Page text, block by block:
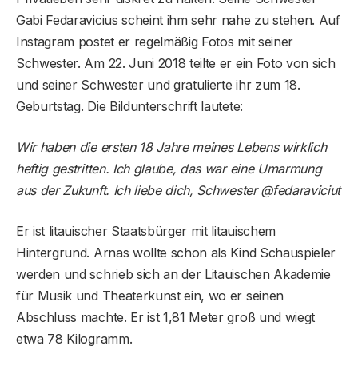
Gabi Fedaravicius scheint ihm sehr nahe zu stehen. Auf
Instagram postet er regelmäßig Fotos mit seiner
Schwester. Am 22. Juni 2018 teilte er ein Foto von sich
und seiner Schwester und gratulierte ihr zum 18.
Geburtstag. Die Bildunterschrift lautete:
Wir haben die ersten 18 Jahre meines Lebens wirklich
heftig gestritten. Ich glaube, das war eine Umarmung
aus der Zukunft. Ich liebe dich, Schwester @fedaraviciut
Er ist litauischer Staatsbürger mit litauischem
Hintergrund. Arnas wollte schon als Kind Schauspieler
werden und schrieb sich an der Litauischen Akademie
für Musik und Theaterkunst ein, wo er seinen
Abschluss machte. Er ist 1,81 Meter groß und wiegt
etwa 78 Kilogramm.